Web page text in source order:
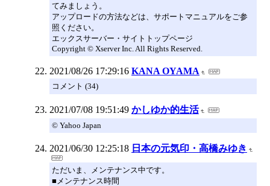
てみましょう。
アップロードの方法などは、サポートマニュアルをご参
照ください。
エックスサーバー・サイトトップページ
Copyright © Xserver Inc. All Rights Reserved.
2021/08/26 17:29:16 KANA OYAMA
コメント (34)
2021/07/08 19:51:49 かしゆか的生活
© Yahoo Japan
2021/06/30 12:25:18 日本の元気印・高橋みゆき
ただいま、メンテナンス中です。
■メンテナンス時間